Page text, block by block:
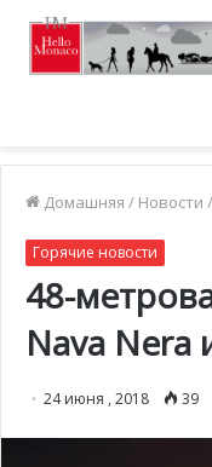
Домашняя / Новости /
Горячие новости
48-
Nava Nera
24 июня , 2018 39